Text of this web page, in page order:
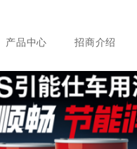
产品中心 招商介绍